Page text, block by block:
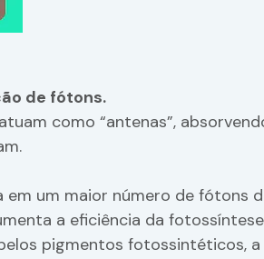
de fótons.
como “antenas”,
um maior número de fótons
a eficiência da
pigmentos fotossintéticos,